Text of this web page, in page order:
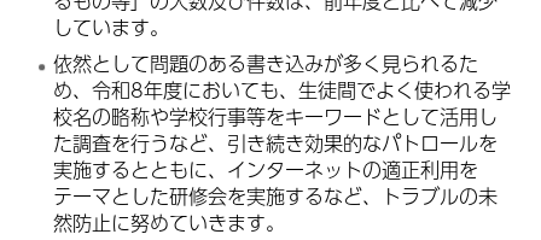
しています。
依然として問題のある書き込みが多く見られるた
め、令和8年度においても、生徒間でよく使われる学
校名の略称や学校行事等をキーワードとして活用し
た調査を行うなど、引き続き効果的なパトロールを
実施するとともに、インターネットの適正利用を
テーマとした研修会を実施するなど、トラブルの未
然防止に努めていきます。